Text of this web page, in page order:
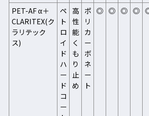
PET-AF α＋
CLARITEX(ク
ラリテック
ス)
ペ
ト
ロ
イ
ド
ハ
ー
ド
コ
ー
高
性
能
く
も
り
止
め
ポ
リ
カ
ー
ボ
ネ
ー
ト
◎ ◎ ◎ ◎